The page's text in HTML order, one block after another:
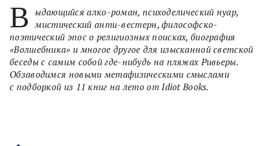
В
ыдающийся алко-роман, психоделический нуар,
мистический анти-вестерн, философско-
поэтический эпос о религиозных поисках, биография
«Волшебника» и многое другое для изысканной светской
беседы с самим собой где-нибудь на пляжах Ривьеры.
Обзаводимся новыми метафизическими смыслами
с подборкой из 11 книг на лето от Idiot Books.